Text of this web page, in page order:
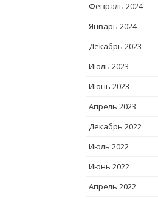
Февраль 2024
Январь 2024
Декабрь 2023
Июль 2023
Июнь 2023
Апрель 2023
Декабрь 2022
Июль 2022
Июнь 2022
Апрель 2022